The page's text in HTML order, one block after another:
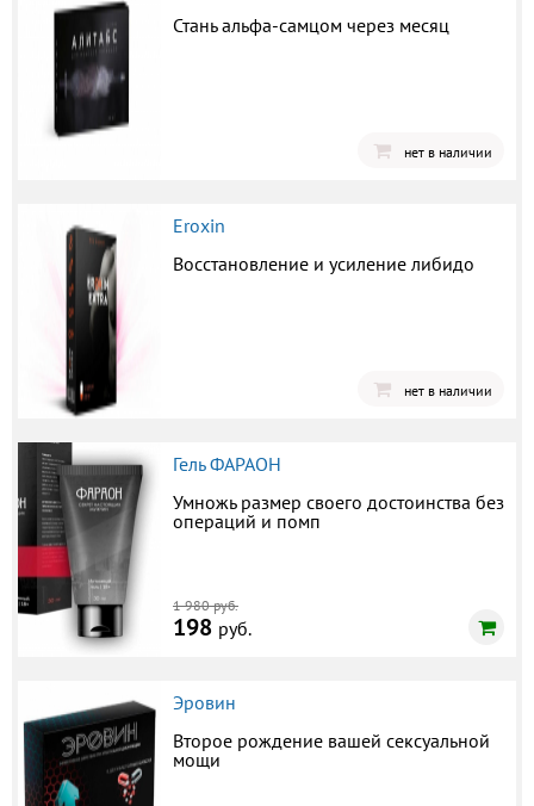
Стань альфа-самцом через месяц
нет в наличии
Eroxin
Восстановление и усиление либидо
нет в наличии
Гель ФАРАОН
Умножь размер своего достоинства без
операций и помп
1 980 руб.
198 руб.
Эровин
Второе рождение вашей сексуальной
мощи